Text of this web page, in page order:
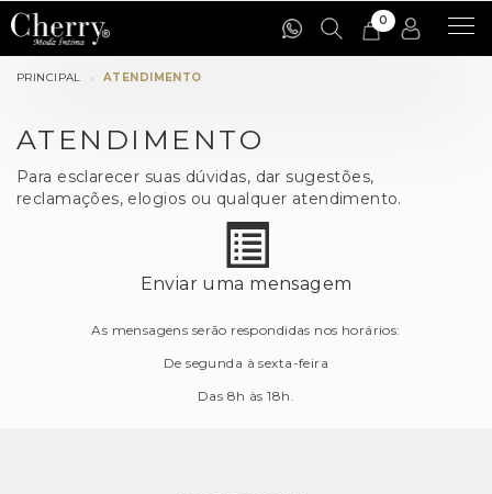
0
PRINCIPAL ATENDIMENTO
ATENDIMENTO
Para esclarecer suas dúvidas, dar sugestões,
reclamações, elogios ou qualquer atendimento.
Enviar uma mensagem
As mensagens serão respondidas nos horários:
De segunda à sexta-feira
Das 8h às 18h.